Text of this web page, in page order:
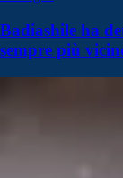
Badiashile ha
sempre più